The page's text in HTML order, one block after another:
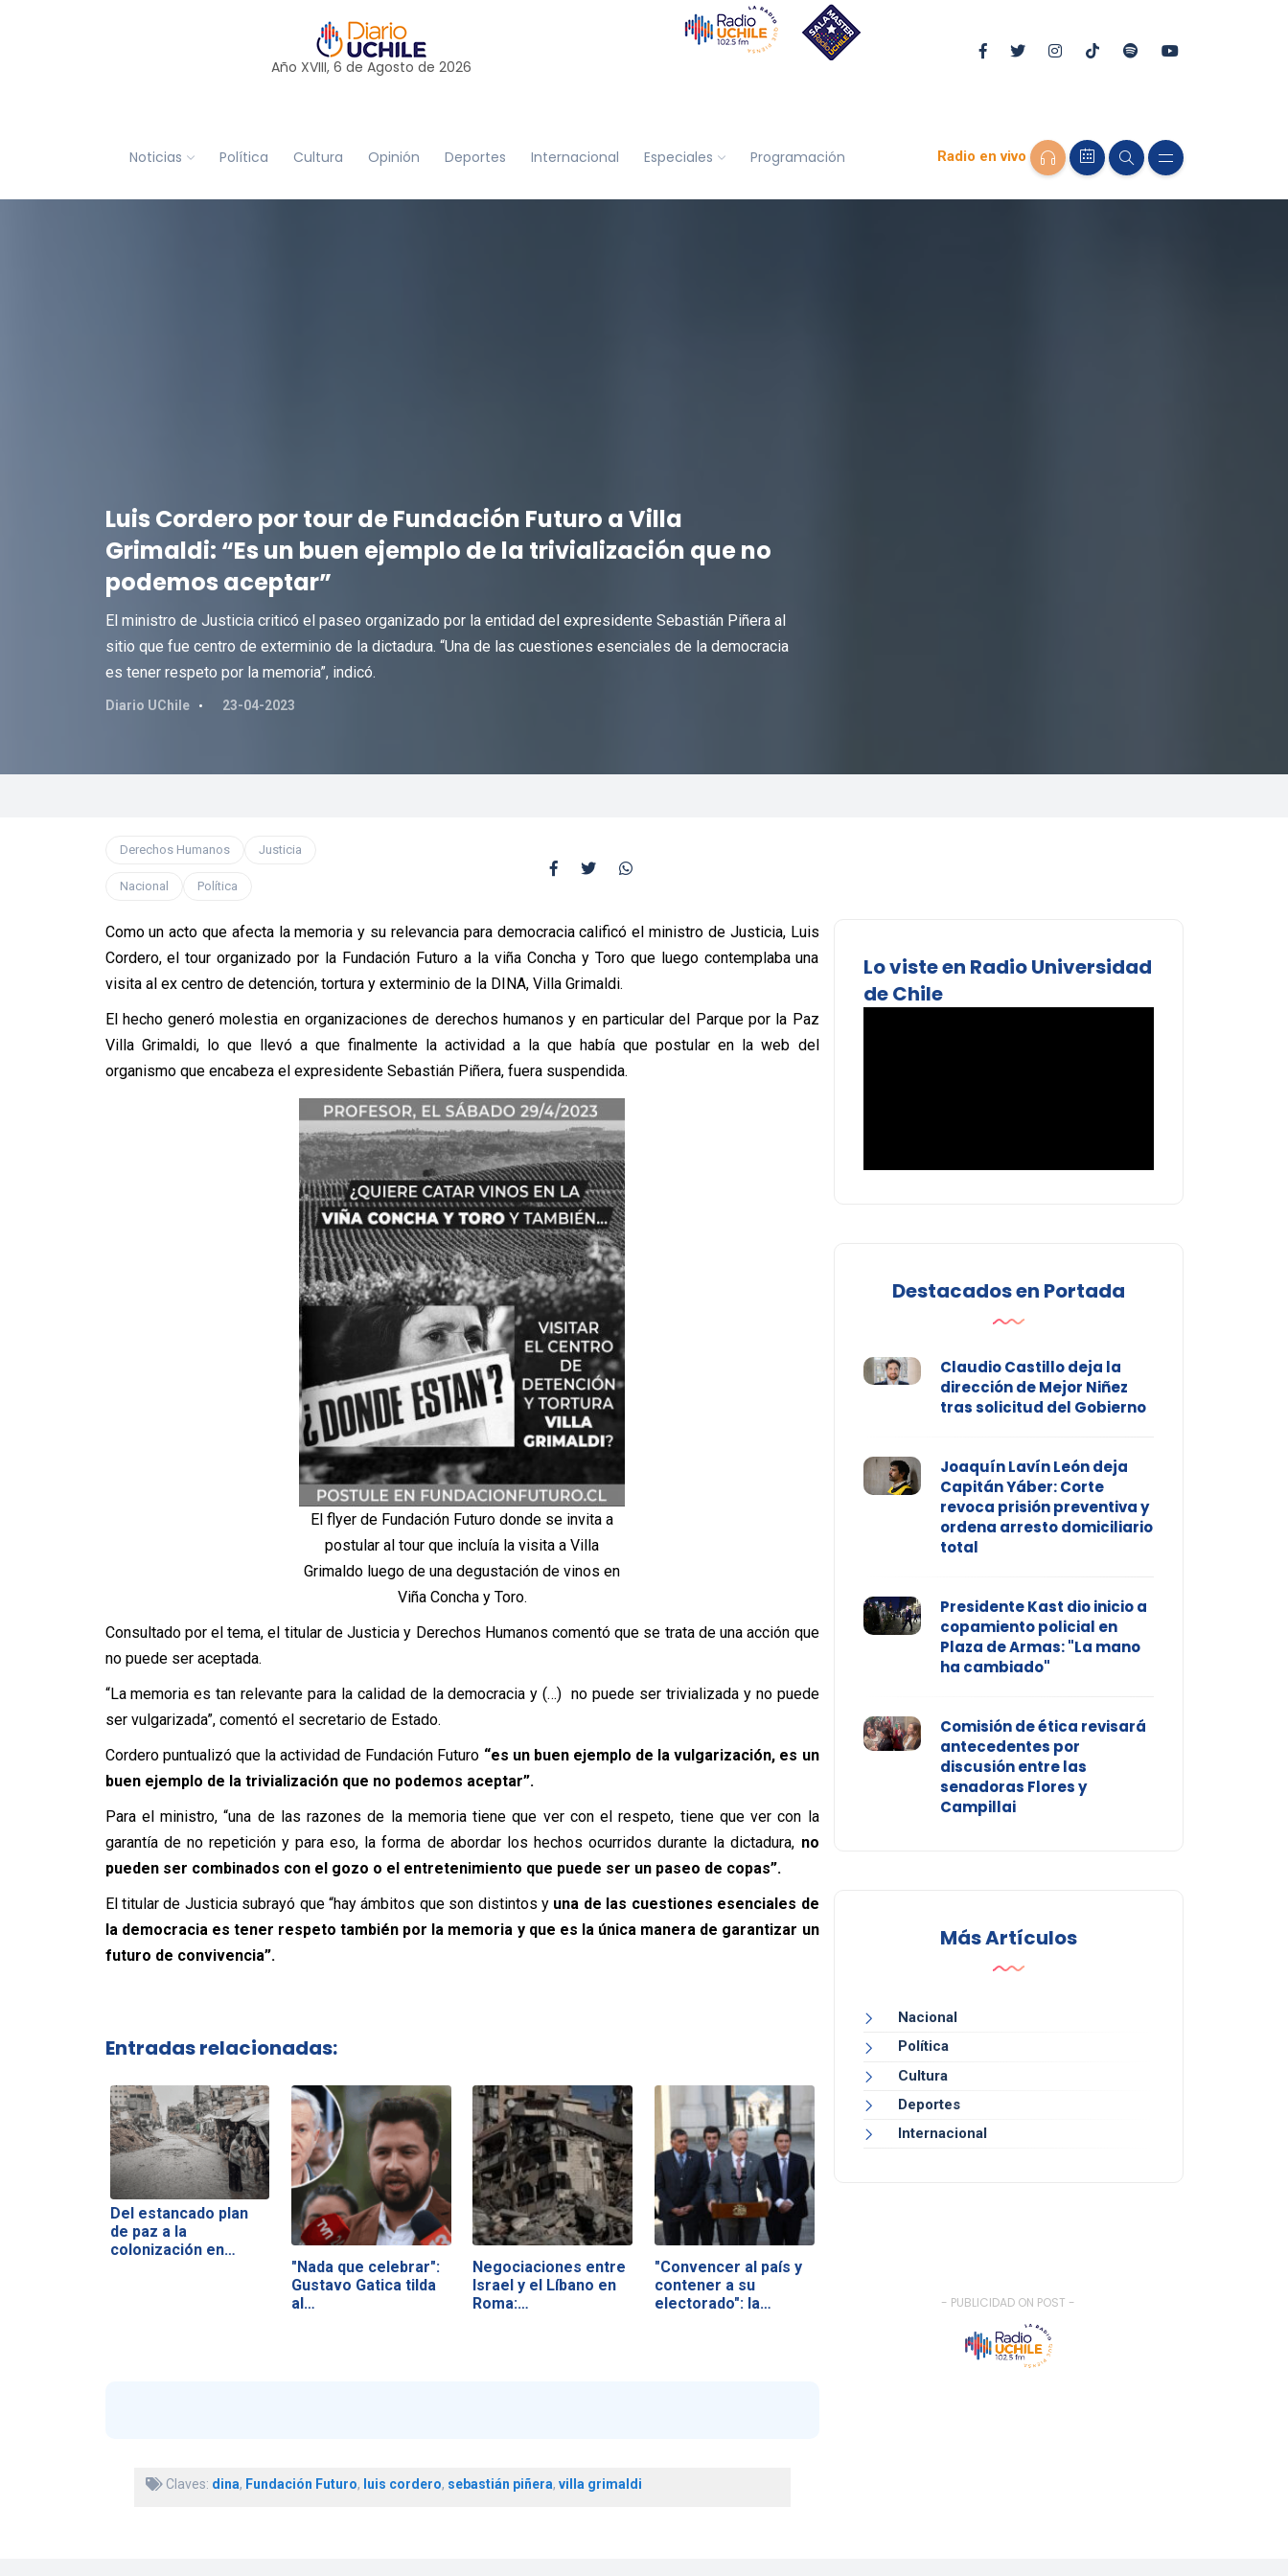
Año XVIII, 6 de Agosto de 2026
Noticias Política Cultura Opinión Deportes Internacional Especiales Programación Radio en vivo
Luis Cordero por tour de Fundación Futuro a Villa
Grimaldi: “Es un buen ejemplo de la trivialización que no
podemos aceptar”
El ministro de Justicia criticó el paseo organizado por la entidad del expresidente Sebastián Piñera al
sitio que fue centro de exterminio de la dictadura. “Una de las cuestiones esenciales de la democracia
es tener respeto por la memoria”, indicó.
Diario UChile 23-04-2023
Derechos Humanos Justicia
Nacional Política
Como un acto que afecta la memoria y su relevancia para democracia calificó el ministro de Justicia, Luis
Cordero, el tour organizado por la Fundación Futuro a la viña Concha y Toro que luego contemplaba una
visita al ex centro de detención, tortura y exterminio de la DINA, Villa Grimaldi.
El hecho generó molestia en organizaciones de derechos humanos y en particular del Parque por la Paz
Villa Grimaldi, lo que llevó a que finalmente la actividad a la que había que postular en la web del
organismo que encabeza el expresidente Sebastián Piñera, fuera suspendida.
El flyer de Fundación Futuro donde se invita a
postular al tour que incluía la visita a Villa
Grimaldo luego de una degustación de vinos en
Viña Concha y Toro.
Consultado por el tema, el titular de Justicia y Derechos Humanos comentó que se trata de una acción que
no puede ser aceptada.
“La memoria es tan relevante para la calidad de la democracia y (…) no puede ser trivializada y no puede
ser vulgarizada”, comentó el secretario de Estado.
Cordero puntualizó que la actividad de Fundación Futuro “es un buen ejemplo de la vulgarización, es un
buen ejemplo de la trivialización que no podemos aceptar”.
Para el ministro, “una de las razones de la memoria tiene que ver con el respeto, tiene que ver con la
garantía de no repetición y para eso, la forma de abordar los hechos ocurridos durante la dictadura, no
pueden ser combinados con el gozo o el entretenimiento que puede ser un paseo de copas”.
El titular de Justicia subrayó que “hay ámbitos que son distintos y una de las cuestiones esenciales de
la democracia es tener respeto también por la memoria y que es la única manera de garantizar un
futuro de convivencia”.
Entradas relacionadas:
Del estancado plan
de paz a la
colonización en…
"Nada que celebrar":
Gustavo Gatica tilda
al…
Negociaciones entre
Israel y el Líbano en
Roma:…
"Convencer al país y
contener a su
electorado": la…
Claves: dina, Fundación Futuro, luis cordero, sebastián piñera, villa grimaldi
Lo viste en Radio Universidad
de Chile
Destacados en Portada
Claudio Castillo deja la
dirección de Mejor Niñez
tras solicitud del Gobierno
Joaquín Lavín León deja
Capitán Yáber: Corte
revoca prisión preventiva y
ordena arresto domiciliario
total
Presidente Kast dio inicio a
copamiento policial en
Plaza de Armas: "La mano
ha cambiado"
Comisión de ética revisará
antecedentes por
discusión entre las
senadoras Flores y
Campillai
Más Artículos
Nacional
Política
Cultura
Deportes
Internacional
- PUBLICIDAD ON POST -